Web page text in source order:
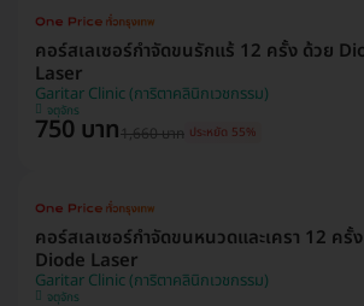
คอร์สเลเซอร์กำจัดขนรักแร้ 12 ครั้ง ด้วย
Laser
Garitar Clinic (การิตาคลินิกเวชกรรม)
จตุจักร
750 บาท1,660 บาท ประหยัด 55%
คอร์สเลเซอร์กำจัดขนหนวดและเครา 12 ครั้
Diode Laser
Garitar Clinic (การิตาคลินิกเวชกรรม)
จตุจักร